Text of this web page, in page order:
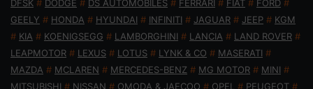
DFSK # DODGE # DS AUTOMOBILES # FERRARI # FIAT # FORD #
GEELY # HONDA # HYUNDAI # INFINITI # JAGUAR # JEEP # KGM
# KIA # KOENIGSEGG # LAMBORGHINI # LANCIA # LAND ROVER #
LEAPMOTOR # LEXUS # LOTUS # LYNK & CO # MASERATI #
MAZDA # MCLAREN # MERCEDES-BENZ # MG MOTOR # MINI #
MITSUBISHI # NISSAN # OMODA & JAECOO # OPEL # PEUGEOT #